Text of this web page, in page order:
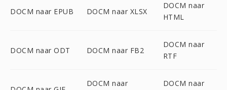
DOCM naar EPUB DOCM naar XLSX
DOCM naar
HTML
DOCM naar ODT DOCM naar FB2
DOCM naar
RTF
DOCM naar
DOCM naar